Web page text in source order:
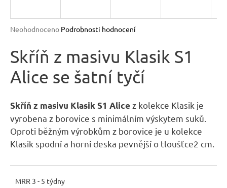
Průměrné
produktu
je
0,0
z
hvězdiček.
Neohodnoceno Podrobnosti hodnocení
Skříň z masivu Klasik S1
Alice se šatní tyčí
Skříň z masivu Klasik S1 Alicez kolekce Klasik je
vyrobena z borovice s minimálním výskytem suků.
Oproti běžným výrobkům z borovice je u kolekce
Klasik spodní a horní deska pevnější o tloušťce2 cm.
MRR 3 - 5 týdny
a
í
t
?
HLEDAT
D